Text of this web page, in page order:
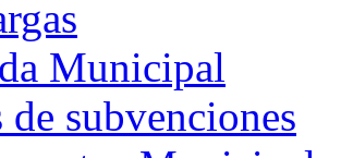
Municipal
de subvenciones